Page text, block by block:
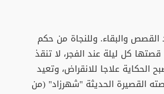
القصص والبقاء. وللنجاة من حكم
كل ليلة عند الفجر، لا تنقذ
علاجا للانقراض، وتعيد
القصيرة الحديثة "شهرزاد" (من